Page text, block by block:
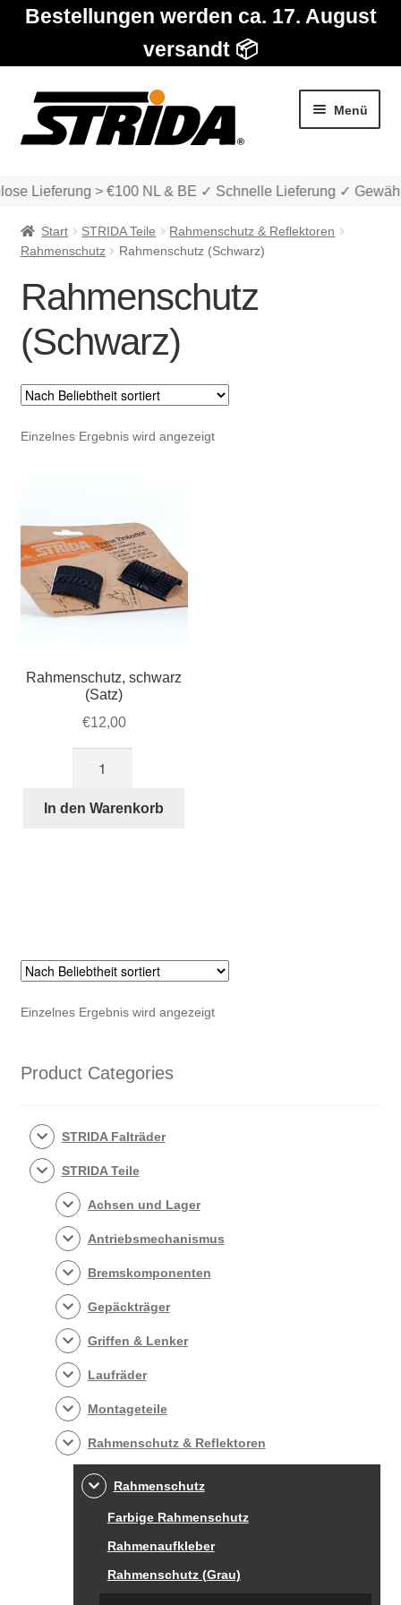
Bestellungen werden ca. 17. August
versandt 📦
Zur
Navigation
springen
Zum
Inhalt
springen
Menü
Die Modelle
Katalog
Account & Support
Lieferung > €100 NL & BE ✓ Schnelle Lieferung ✓
Start STRIDA Teile
Rahmenschutz & Reflektoren
Rahmenschutz
Rahmenschutz (Schwarz)
Rahmenschutz
(Schwarz)
Einzelnes Ergebnis wird angezeigt
Rahmenschutz, schwarz
(Satz)
€12,00
(Satz)
In den Warenkorb
Einzelnes Ergebnis wird angezeigt
Product Categories
STRIDA Falträder
STRIDA Teile
Achsen und Lager
Antriebsmechanismus
Bremskomponenten
Gepäckträger
Griffen & Lenker
Laufräder
Montageteile
Rahmenschutz & Reflektoren
Rahmenschutz
Farbige Rahmenschutz
Rahmenaufkleber
Rahmenschutz (Grau)